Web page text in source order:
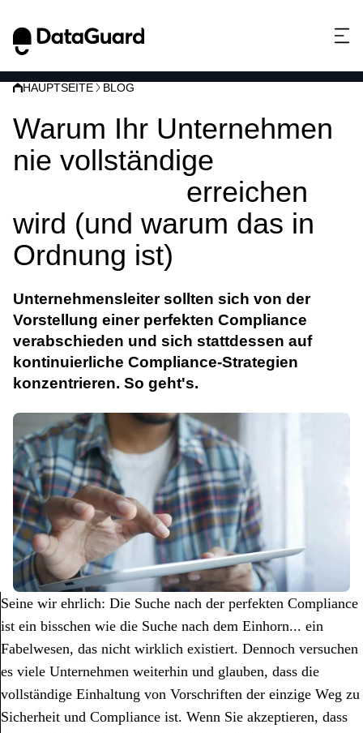
HAUPTSEITE BLOG
Warum Ihr Unternehmen
nie vollständige
erreichen
wird (und warum das in
Ordnung ist)
Unternehmensleiter sollten sich von der
Vorstellung einer perfekten Compliance
verabschieden und sich stattdessen auf
kontinuierliche Compliance-Strategien
konzentrieren. So geht's.
Seine wir ehrlich: Die Suche nach der perfekten Compliance
ist ein bisschen wie die Suche nach dem Einhorn... ein
Fabelwesen, das nicht wirklich existiert. Dennoch versuchen
es viele Unternehmen weiterhin und glauben, dass die
vollständige Einhaltung von Vorschriften der einzige Weg zu
Sicherheit und Compliance ist. Wenn Sie akzeptieren, dass